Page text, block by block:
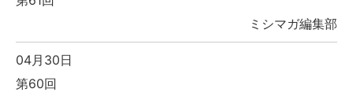
ミシマガ編集部
04月30日
第60回